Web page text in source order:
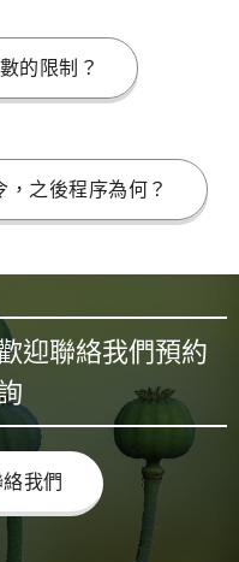
的限制？
之後程序為何？
迎聯絡我們預約
我們